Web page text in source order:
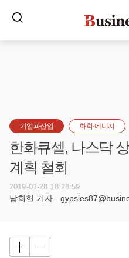
기업과산업 화학·에너지
한화큐셀, 나스닥
계획 철회
2019-01-28 18:28:59
남희헌 기자 -